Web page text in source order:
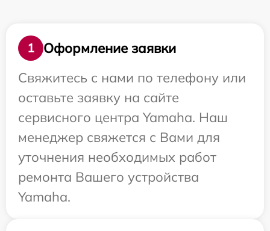
1
Оформление заявки
Свяжитесь с нами по телефону или
оставьте заявку на сайте
сервисного центра Yamaha. Наш
менеджер свяжется с Вами для
уточнения необходимых работ
ремонта Вашего устройства
Yamaha.